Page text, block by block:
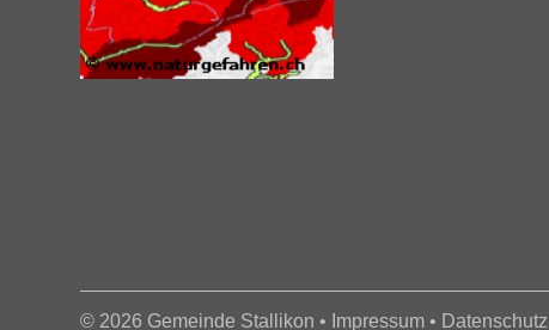
© 2026 Gemeinde Stallikon • Impressum • Datenschutz